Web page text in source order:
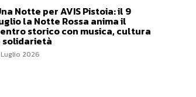
Notte per AVIS Pistoia: il 9
la Notte Rossa anima il
storico con musica, cultura
solidarietà
2026